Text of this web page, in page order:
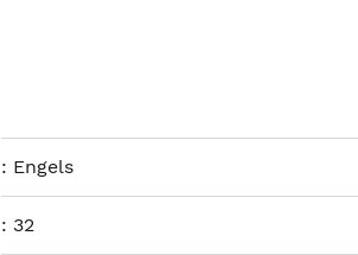
: Engels
:32